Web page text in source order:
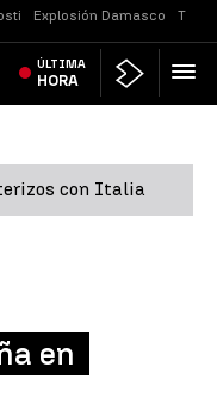
Explosión Damasco
ÚLTIMA
HORA
con Italia
en